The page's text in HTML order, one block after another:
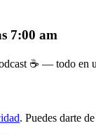
7:00 am
☕ — todo en
. Puedes darte